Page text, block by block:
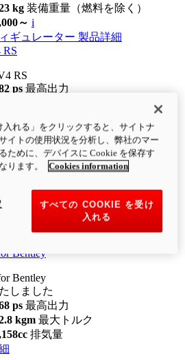
kg 装備重量（燃料を除く）
～ i
ギュレーター 製品詳細
RS
RS
ps 最高出力
i
ギュレーター 製品詳細
100
kgm
最大トルク
装備重量（燃料を除く）
Bentley
Bentley
しました
ps 最高出力
kgm 最大トルク
排気量
入れる」をクリックすると、サイトナ
イトの使用状況を分析し、弊社のマー
ために、デバイスに Cookie を保存す
ります。
Cookies information
すべての COOKIE を受け
入れる